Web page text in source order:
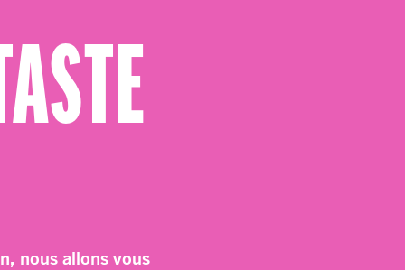
nous allons vous